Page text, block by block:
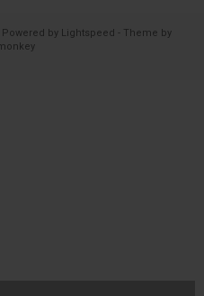
by Lightspeed - Theme by